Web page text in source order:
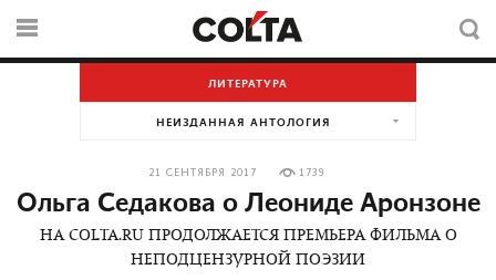
ЛИТЕРАТУРА
НЕИЗДАННАЯ АНТОЛОГИЯ
21 СЕНТЯБРЯ 2017 1739
Ольга Седакова о Леониде Аронзоне
НА COLTA.RU ПРОДОЛЖАЕТСЯ ПРЕМЬЕРА ФИЛЬМА О
НЕПОДЦЕНЗУРНОЙ ПОЭЗИИ